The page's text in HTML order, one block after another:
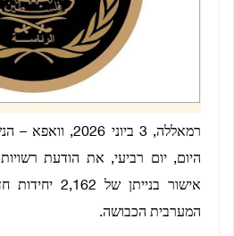
רמאללה, 3 ביוני
היום, יום רביעי, את הודעת
אישור בנייתן
המערבית הכבושה.